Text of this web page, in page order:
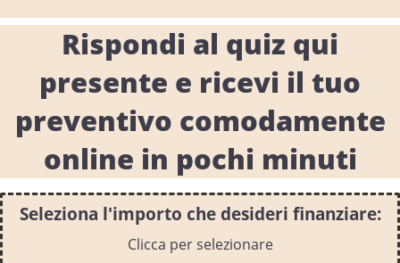
Rispondi al quiz qui
presente e ricevi il tuo
preventivo comodamente
online in pochi minuti
Seleziona l'importo che desideri finanziare:
Clicca per selezionare